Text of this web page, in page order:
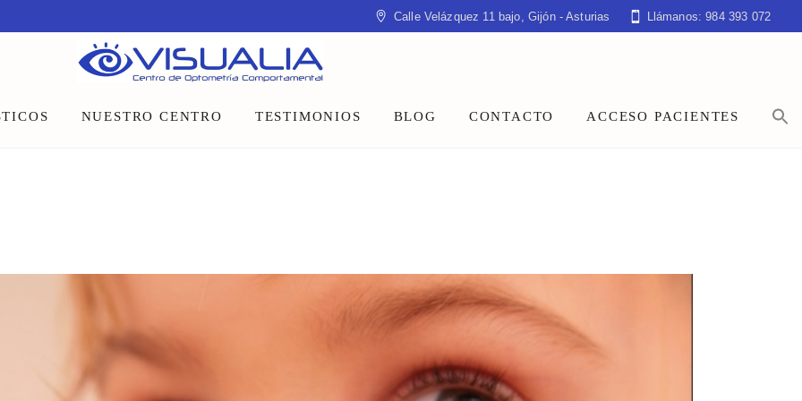
Calle Velázquez 11 bajo, Gijón - Asturias Llámanos: 984 393 072
NUESTRO CENTRO TESTIMONIOS BLOG CONTACTO ACCESO PACIENTES